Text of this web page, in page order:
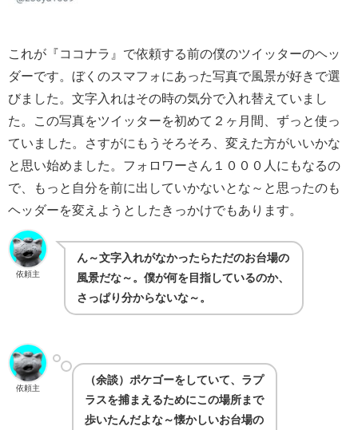
これが『ココナラ』で依頼する前の僕のツイッターのヘッ
ダーです。ぼくのスマフォにあった写真で風景が好きで選
びました。文字入れはその時の気分で入れ替えていまし
た。この写真をツイッターを初めて２ヶ月間、ずっと使っ
ていました。さすがにもうそろそろ、変えた方がいいかな
と思い始めました。フォロワーさん１０００人にもなるの
で、もっと自分を前に出していかないとな～と思ったのも
ヘッダーを変えようとしたきっかけでもあります。
依頼主
ん～文字入れがなかったらただのお台場の
風景だな～。僕が何を目指しているのか、
さっぱり分からないな～。
依頼主
（余談）ポケゴーをしていて、ラプ
ラスを捕まえるためにこの場所まで
歩いたんだよな～懐かしいお台場の